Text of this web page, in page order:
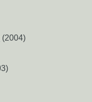
(2004)